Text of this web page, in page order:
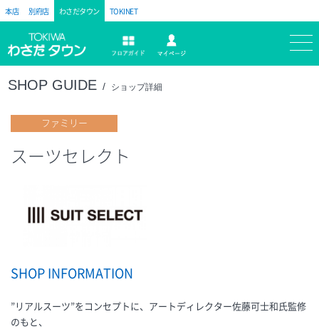
本店 別府店 わさだタウン TOKINET
トキハ フロアガイド
SHOP GUIDE ショップ詳細
スーツセレクト
ファミリー
SHOP INFORMATION
”リアルスーツ”をコンセプトに、アートディレクター佐藤可士和氏監修
のもと、